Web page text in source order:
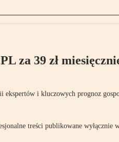
za 39 zł
i kluczowych prognoz
treści publikowane wyłącznie